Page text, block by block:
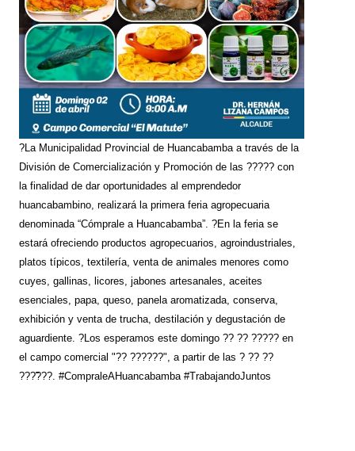
?La Municipalidad Provincial de Huancabamba a través de la
División de Comercialización y Promoción de las ????? con
la finalidad de dar oportunidades al emprendedor
huancabambino, realizará la primera feria agropecuaria
denominada “Cómprale a Huancabamba”. ?En la feria se
estará ofreciendo productos agropecuarios, agroindustriales,
platos típicos, textilería, venta de animales menores como
cuyes, gallinas, licores, jabones artesanales, aceites
esenciales, papa, queso, panela aromatizada, conserva,
exhibición y venta de trucha, destilación y degustación de
aguardiente. ?Los esperamos este domingo ?? ?? ????? en
el campo comercial "?? ??????", a partir de las ? ?? ??
???̃???. #CompraleAHuancabamba #TrabajandoJuntos